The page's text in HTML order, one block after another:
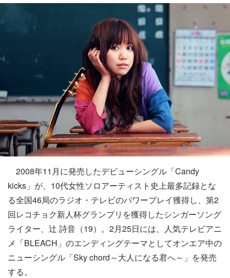
2008年11月に発売したデビューシングル「Candy
kicks」が、10代女性ソロアーティスト史上最多記録とな
る全国46局のラジオ・テレビのパワープレイ獲得し、第2
回レコチョク新人杯グランプリを獲得したシンガーソング
ライター、辻 詩音（19）。2月25日には、人気テレビアニ
メ「BLEACH」のエンディングテーマとしてオンエア中の
ニューシングル「Sky chord～大人になる君へ～」を発売
する。